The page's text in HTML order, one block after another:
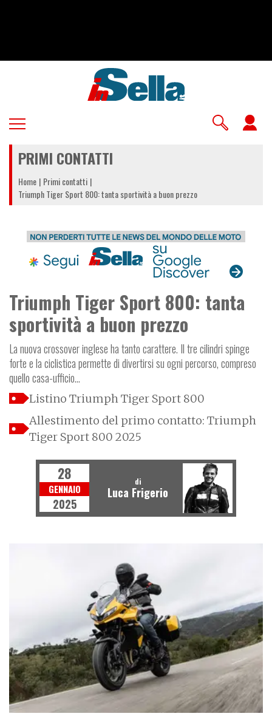
PRIMI CONTATTI
Home Primi contatti
Triumph Tiger Sport 800: tanta sportività a buon prezzo
Triumph Tiger Sport 800: tanta
sportività a buon prezzo
La nuova crossover inglese ha tanto carattere. Il tre cilindri spinge
forte e la ciclistica permette di divertirsi su ogni percorso, compreso
quello casa-ufficio...
Listino Triumph Tiger Sport 800
Allestimento del primo contatto: Triumph
Tiger Sport 800 2025
28
GENNAIO
2025
di
Luca Frigerio